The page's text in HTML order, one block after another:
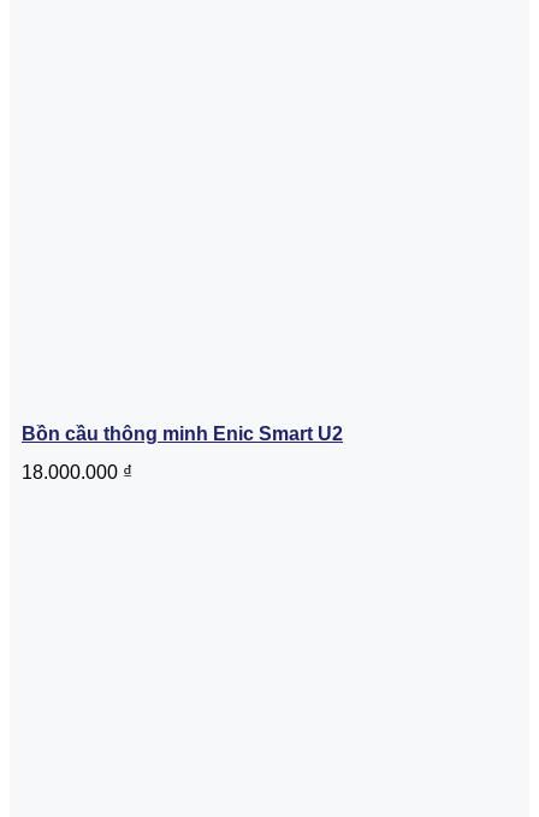
Bồn cầu thông minh Enic Smart U2
18.000.000 ₫